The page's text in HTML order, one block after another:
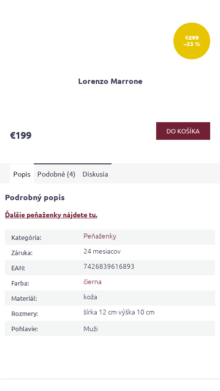
€299
–33 %
Lorenzo Marrone
je
hviezdičiek.
€199 DO KOŠÍKA
Popis Podobné (4) Diskusia
Podrobný popis
Ďalšie peňaženky nájdete tu.
Kategória: Peňaženky
Záruka: 24 mesiacov
EAN: 7426839616893
Farba: čierna
Materiál: koža
Rozmery: šírka 12 cm výška 10 cm
Pohlavie: Muži